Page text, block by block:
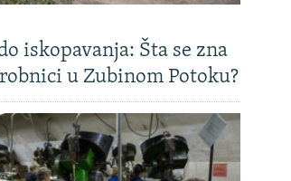
iskopavanja: Šta se zna
u Zubinom Potoku?